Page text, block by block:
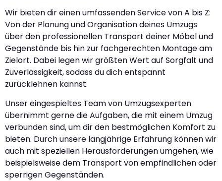
Wir bieten dir einen umfassenden Service von A bis Z:
Von der Planung und Organisation deines Umzugs
über den professionellen Transport deiner Möbel und
Gegenstände bis hin zur fachgerechten Montage am
Zielort. Dabei legen wir größten Wert auf Sorgfalt und
Zuverlässigkeit, sodass du dich entspannt
zurücklehnen kannst.
Unser eingespieltes Team von Umzugsexperten
übernimmt gerne die Aufgaben, die mit einem Umzug
verbunden sind, um dir den bestmöglichen Komfort zu
bieten. Durch unsere langjährige Erfahrung können wir
auch mit speziellen Herausforderungen umgehen, wie
beispielsweise dem Transport von empfindlichen oder
sperrigen Gegenständen.